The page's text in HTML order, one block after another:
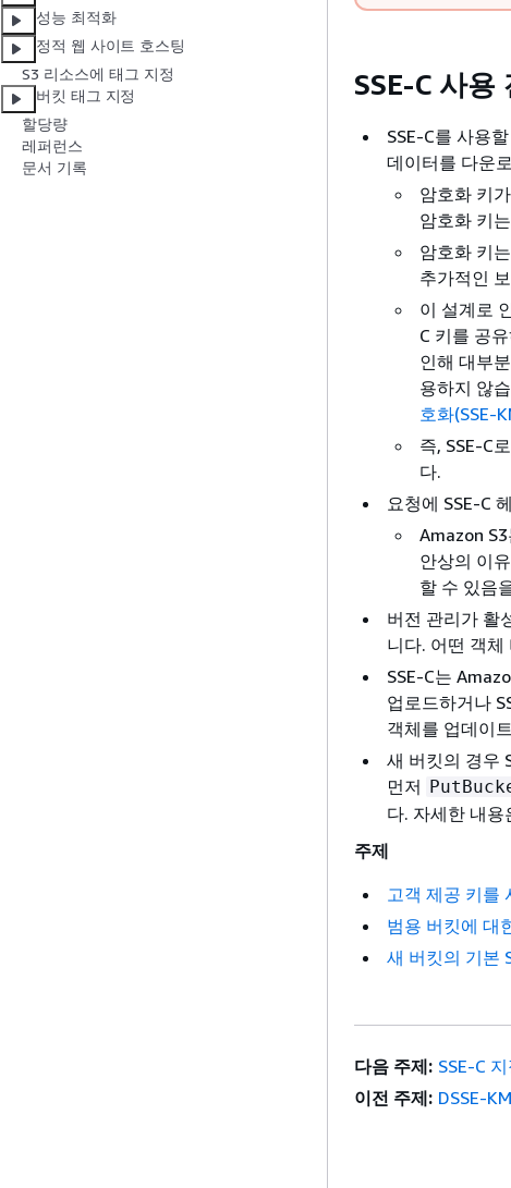
성능 최적화
정적 웹 사이트 호스팅
S3 리소스에 태그 지정
버킷 태그 지정
할당량
레퍼런스
문서 기록
SSE-C 사용
SSE-C를 사용
데이터를 다운
암호화 키
암호화 키
암호화 키
추가적인
이 설계로
C 키를 공
인해 대부
용하지 않
호화(SSE-
즉, SSE-C
다.
요청에 SSE-C
Amazon
안상의 이
할 수 있음
버전 관리가 활
니다. 어떤 객
SSE-C는
업로드하거나
객체를 업데이
새 버킷의 경우
먼저
다. 자세한 내용
주제
고객 제공 키를
범용 버킷에 대
새 버킷의 기본
다음 주제: SSE-C 지
이전 주제: DSSE-